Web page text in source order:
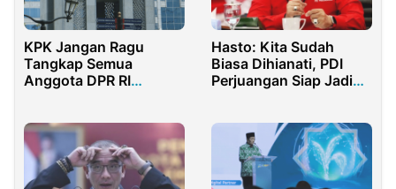
KPK Jangan Ragu
Tangkap Semua
Anggota DPR RI
Hasto: Kita Sudah
Biasa Dihianati, PDI
Perjuangan Siap Jadi